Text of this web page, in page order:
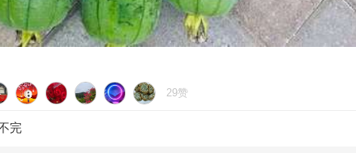
29赞
完